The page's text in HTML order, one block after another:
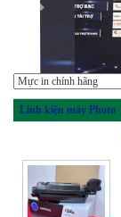
Previous
Linh kiện máy Photo